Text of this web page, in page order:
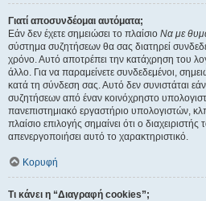
Γιατί αποσυνδέομαι αυτόματα;
Εάν δεν έχετε σημειώσει το πλαίσιο Να με
σύστημα συζητήσεων θα σας διατηρεί
χρόνο. Αυτό αποτρέπει την κατάχρηση του
άλλο. Για να παραμείνετε συνδεδεμένοι,
κατά τη σύνδεση σας. Αυτό δεν συνιστάται
συζητήσεων από έναν κοινόχρηστο
πανεπιστημιακό εργαστήριο υπολογιστών,
πλαίσιο επιλογής σημαίνει ότι ο
απενεργοποιήσει αυτό το χαρακτηριστικό.
Κορυφή
Τι κάνει η “Διαγραφή cookies”;